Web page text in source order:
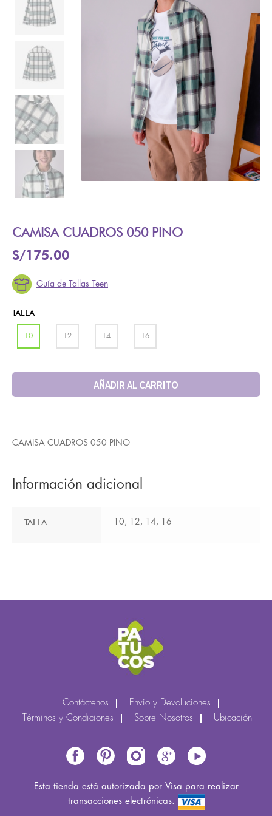
CAMISA CUADROS 050 PINO
S/175.00
Guía de Tallas Teen
TALLA
10 12 14 16
AÑADIR AL CARRITO
CAMISA CUADROS 050 PINO
Información adicional
TALLA 10, 12, 14, 16
Contáctenos
Envío y Devoluciones
Términos y Condiciones
Sobre Nosotros Ubicación
Esta tienda está autorizada por Visa para realizar
transacciones electrónicas.